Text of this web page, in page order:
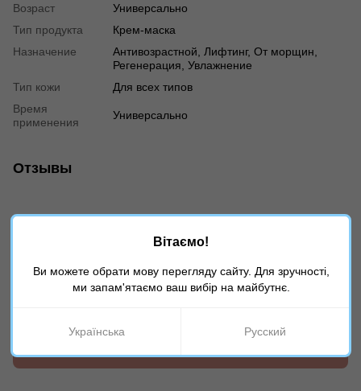
Возраст
Универсально
Тип продукта
Крем-маска
Назначение
Антивозрастной, Лифтинг, От морщин,
Регенерация, Увлажнение
Тип кожи
Для всех типов
Время
применения
Универсально
Отзывы
Добавьте первый отзыв
Вітаємо!
Ви можете обрати мову перегляду сайту. Для зручності,
ми запам'ятаємо ваш вибір на майбутнє.
Українська Русский